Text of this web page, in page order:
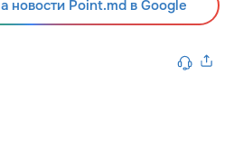
новости Point.md в Google